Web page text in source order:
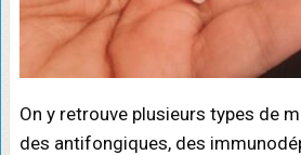
On y retrouve plusieurs types de
des antifongiques, des